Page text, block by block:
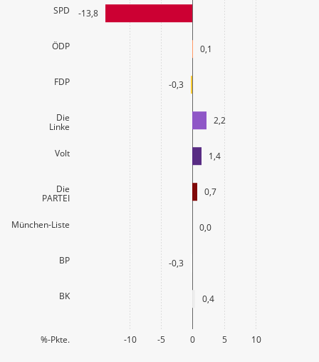
SPD
ÖDP
FDP
Die
Linke
Volt
Die
PARTEI
München-Liste
BP
BK
-10 -5 0 5 10
%-Pkte.
-13,8
0,1
-0,3
2,2
1,4
0,7
0,0
-0,3
0,4